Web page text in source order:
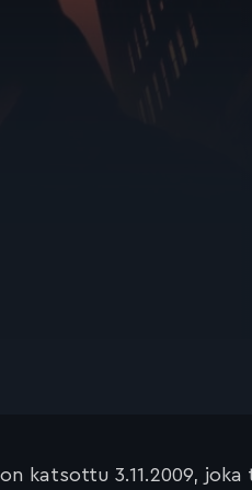
katsottu 3.11.2009,